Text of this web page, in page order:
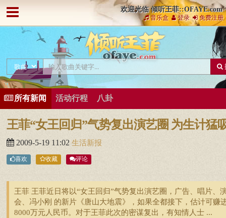
欢迎光临 倾听王菲::OFAYE.com
音乐盒 登录 免费注册
所有新闻 活动行程 八卦
王菲“女王回归”气势复出演艺圈 为生计猛
2009-5-19 11:02 生活新报
喜欢 收藏 评论
王菲 王菲近日将以“女王回归”气势复出演艺圈，广告、唱片、
会、冯小刚 的新片《唐山大地震》，如果全都接下，估计可赚
8000万元人民币。对于王菲此次的密谋复出，有知情人士 ...